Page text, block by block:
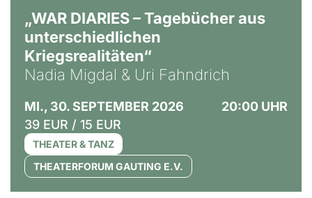
„WAR DIARIES – Tagebücher aus
unterschiedlichen
Kriegsrealitäten“
Nadia Migdal & Uri Fahndrich
MI., 30. SEPTEMBER 2026
20:00 UHR
39 EUR / 15 EUR
THEATER & TANZ
THEATERFORUM GAUTING E.V.